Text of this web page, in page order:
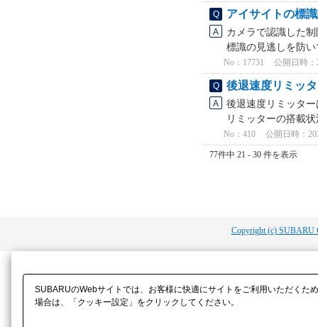
アイサイトの標
カメラで認識した
標識の見逃しを防
No：17731 公開日時：
後退速度リミッ
後退速度リミッタ
リミッターの搭載
No：410 公開日時：
77件中 21 - 30 件を表示
Copyright (c) SUBARU
SUBARUのWebサイトでは、お客様に快適にサイトをご利用いただく
場合は、「クッキー設定」をクリックしてください。​